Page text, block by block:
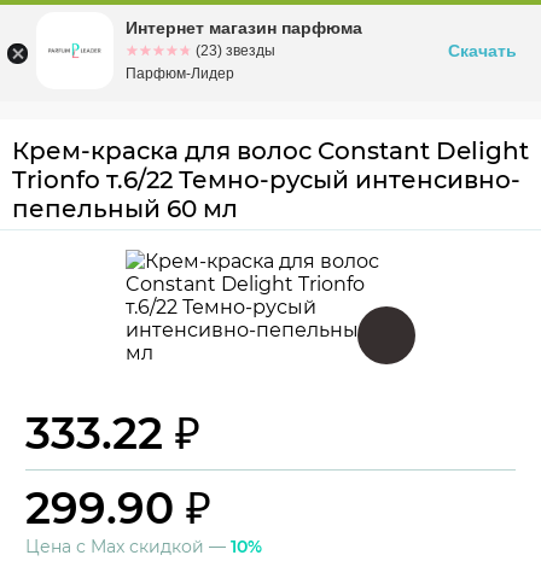
Омскул. Заозерная, 11, к. 1
Крем-краска для волос Constant Delight
Trionfo т.6/22 Темно-русый интенсивно-
пепельный 60 мл
333.22 ₽
299.90 ₽
Цена с Max скидкой — 10%
Интернет магазин парфюма
☆☆☆☆☆
★★★★★ (23) звезды
Парфюм-Лидер
Скачать